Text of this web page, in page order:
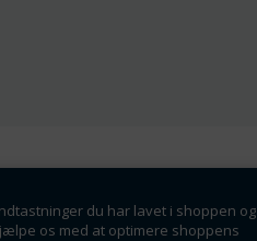
du har lavet i shoppen og
os med at optimere shoppens
og